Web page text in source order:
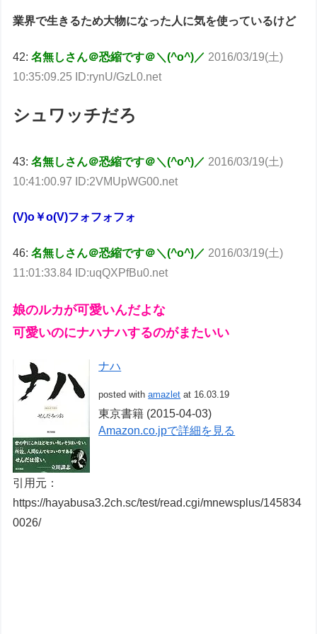
業界で生きるため大物になった人に気を使っているけど
42:名無しさん＠恐縮です＠＼(^o^)／ 2016/03/19(土)
10:35:09.25 ID:rynU/GzL0.net
シュワッチだろ
43:名無しさん＠恐縮です＠＼(^o^)／ 2016/03/19(土)
10:41:00.97 ID:2VMUpWG00.net
(V)o￥o(V)フォフォフォ
46:名無しさん＠恐縮です＠＼(^o^)／ 2016/03/19(土)
11:01:33.84 ID:uqQXPfBu0.net
娘のルカが可愛いんだよな
可愛いのにナハナハするのがまたいい
ナハ
posted withamazlet at 16.03.19
東京書籍 (2015-04-03)
Amazon.co.jpで詳細を見る
引用元：
https://hayabusa3.2ch.sc/test/read.cgi/mnewsplus/145834
0026/